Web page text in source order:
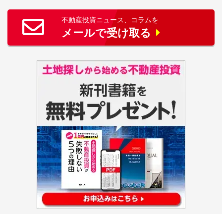
不動産投資ニュース、コラムを
メールで受け取る